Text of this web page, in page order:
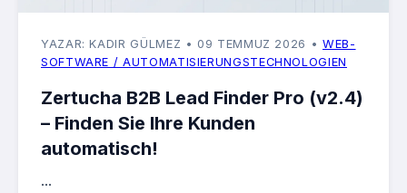
YAZAR: KADIR GÜLMEZ • 09 TEMMUZ 2026 • WEB-
SOFTWARE / AUTOMATISIERUNGSTECHNOLOGIEN
Zertucha B2B Lead Finder Pro (v2.4)
– Finden Sie Ihre Kunden
automatisch!
...